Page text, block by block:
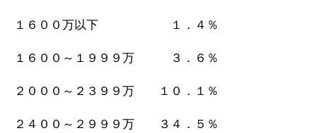
１６００万以下 １．４％
１６００～１９９９万 ３．６％
２０００～２３９９万 １０．１％
２４００～２９９９万 ３４．５％